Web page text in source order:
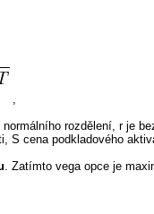
,
rozdělení, r je
S cena podkladového
. Zatímto vega opce je